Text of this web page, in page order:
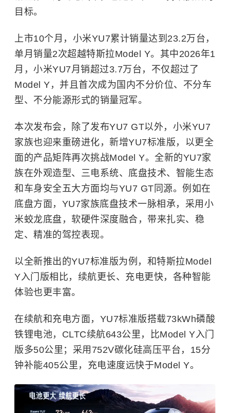
目标。
上市10个月，小米YU7累计销量达到23.2万台，
单月销量2次超越特斯拉Model Y。其中2026年1
月，小米YU7月销超过3.7万台，不仅超过了
Model Y，并且首次成为国内不分价位、不分车
型、不分能源形式的销量冠军。
本次发布会，除了发布YU7 GT以外，小米YU7
家族也迎来重磅进化，新增YU7标准版，以更全
面的产品矩阵再次挑战Model Y。全新的YU7家
族在外观造型、三电系统、底盘技术、智能生态
和车身安全五大方面均与YU7 GT同源。例如在
底盘方面，YU7家族底盘技术一脉相承，采用小
米蛟龙底盘，软硬件深度融合，带来扎实、稳
定、精准的驾控表现。
以全新推出的YU7标准版为例，和特斯拉Model
Y入门版相比，续航更长、充电更快，各种智能
体验也更丰富。
在续航和充电方面，YU7标准版搭载73kWh磷酸
铁锂电池，CLTC续航643公里，比Model Y入门
版多50公里；采用752V碳化硅高压平台，15分
钟补能405公里，充电速度远快于Model Y。